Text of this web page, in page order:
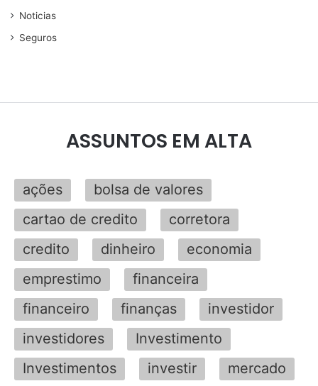
Noticias
Seguros
ASSUNTOS EM ALTA
ações
bolsa de valores
cartao de credito
corretora
credito
dinheiro
economia
emprestimo
financeira
financeiro
finanças
investidor
investidores
Investimento
Investimentos
investir
mercado